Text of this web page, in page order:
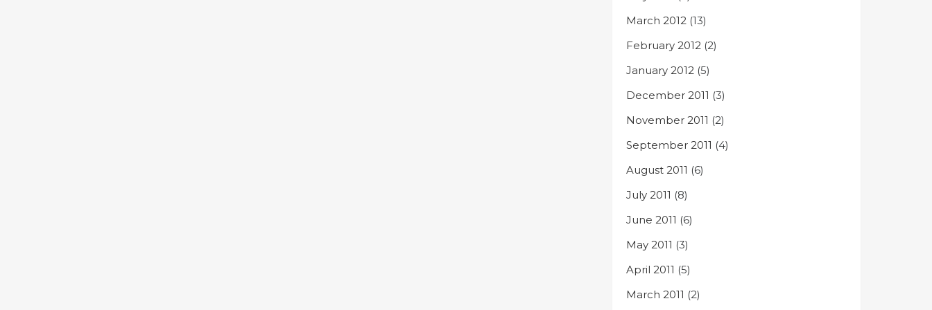
March 2012 (13)
February 2012 (2)
January 2012 (5)
December 2011 (3)
November 2011 (2)
September 2011 (4)
August 2011 (6)
July 2011 (8)
June 2011 (6)
May 2011 (3)
April 2011 (5)
March 2011 (2)